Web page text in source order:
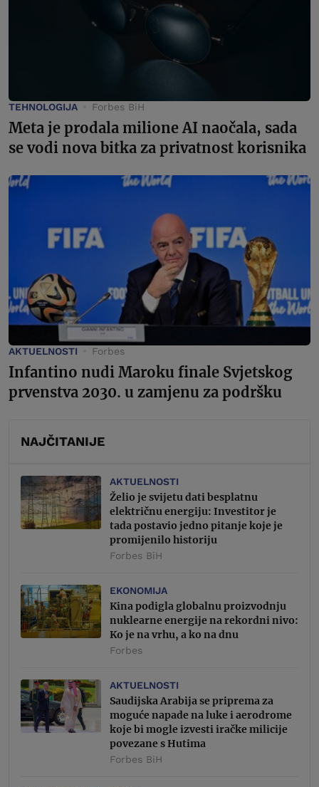
TEHNOLOGIJA Forbes BiH
Meta je prodala milione AI naočala, sada
se vodi nova bitka za privatnost korisnika
AKTUELNOSTI Forbes
Infantino nudi Maroku finale Svjetskog
prvenstva 2030. u zamjenu za podršku
NAJČITANIJE
AKTUELNOSTI
Želio je svijetu dati besplatnu
električnu energiju: Investitor je
tada postavio jedno pitanje koje je
promijenilo historiju
Forbes BiH
EKONOMIJA
Kina podigla globalnu proizvodnju
nuklearne energije na rekordni nivo:
Ko je na vrhu, a ko na dnu
Forbes
AKTUELNOSTI
Saudijska Arabija se priprema za
moguće napade na luke i aerodrome
koje bi mogle izvesti iračke milicije
povezane s Hutima
Forbes BiH